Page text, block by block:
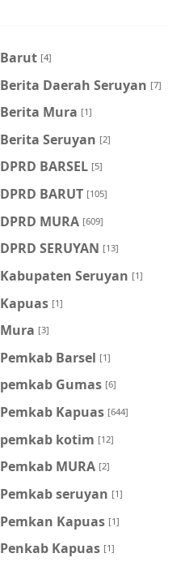
Barut [4]
Berita Daerah Seruyan [7]
Berita Mura [1]
Berita Seruyan [2]
DPRD BARSEL [5]
DPRD BARUT [105]
DPRD MURA [609]
DPRD SERUYAN [13]
Kabupaten Seruyan [1]
Kapuas [1]
Mura [3]
Pemkab Barsel [1]
pemkab Gumas [6]
Pemkab Kapuas [644]
pemkab kotim [12]
Pemkab MURA [2]
Pemkab seruyan [1]
Pemkan Kapuas [1]
Penkab Kapuas [1]